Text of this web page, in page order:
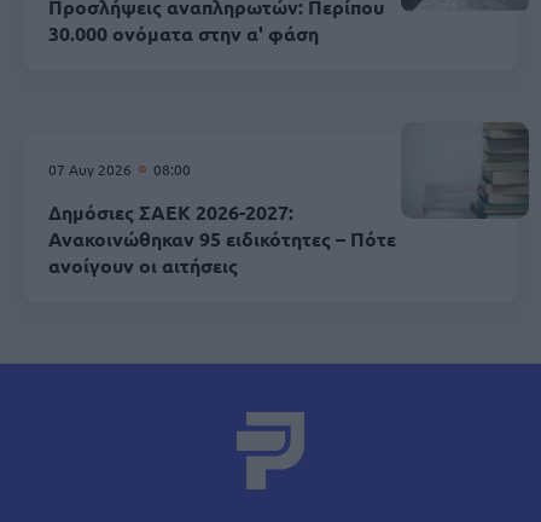
Προσλήψεις αναπληρωτών: Περίπου
30.000 ονόματα στην α' φάση
07 Αυγ 2026 08:00
Δημόσιες ΣΑΕΚ 2026-2027:
Ανακοινώθηκαν 95 ειδικότητες – Πότε
ανοίγουν οι αιτήσεις